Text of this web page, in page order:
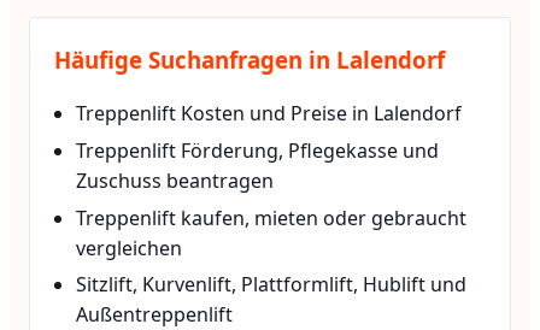
Häufige Suchanfragen in Lalendorf
Treppenlift Kosten und Preise in Lalendorf
Treppenlift Förderung, Pflegekasse und
Zuschuss beantragen
Treppenlift kaufen, mieten oder gebraucht
vergleichen
Sitzlift, Kurvenlift, Plattformlift, Hublift und
Außentreppenlift